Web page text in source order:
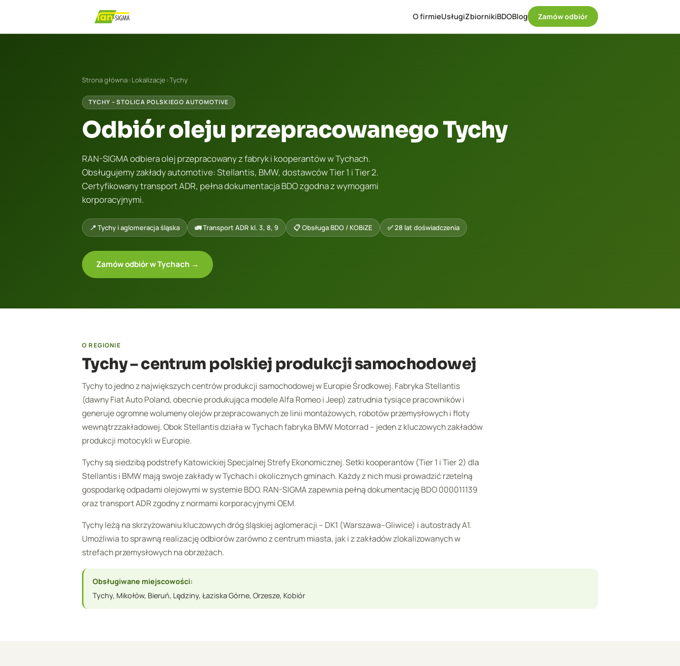
O firmieUsługiZbiornikiBDOBlog Zamów odbiór
Strona główna›Lokalizacje ›Tychy
TYCHY – STOLICA POLSKIEGO AUTOMOTIVE
Odbiór oleju przepracowanego Tychy
RAN-SIGMA odbiera olej przepracowany z fabryk i kooperantów w Tychach.
Obsługujemy zakłady automotive: Stellantis, BMW, dostawców Tier 1 i Tier 2.
Certyfikowany transport ADR, pełna dokumentacja BDO zgodna z wymogami
korporacyjnymi.
📍 Tychy i aglomeracja śląska 🚛 Transport ADR kl. 3, 8, 9 📋 Obsługa BDO / KOBiZE ✅ 28 lat doświadczenia
Zamów odbiór w Tychach →
O REGIONIE
Tychy – centrum polskiej produkcji samochodowej
Tychy to jedno z największych centrów produkcji samochodowej w Europie Środkowej. Fabryka Stellantis
(dawny Fiat Auto Poland, obecnie produkująca modele Alfa Romeo i Jeep) zatrudnia tysiące pracowników i
generuje ogromne wolumeny olejów przepracowanych ze linii montażowych, robotów przemysłowych i floty
wewnątrzzakładowej. Obok Stellantis działa w Tychach fabryka BMW Motorrad – jeden z kluczowych zakładów
produkcji motocykli w Europie.
Tychy są siedzibą podstrefy Katowickiej Specjalnej Strefy Ekonomicznej. Setki kooperantów (Tier 1 i Tier 2) dla
Stellantis i BMW mają swoje zakłady w Tychach i okolicznych gminach. Każdy z nich musi prowadzić rzetelną
gospodarkę odpadami olejowymi w systemie BDO. RAN-SIGMA zapewnia pełną dokumentację BDO 000011139
oraz transport ADR zgodny z normami korporacyjnymi OEM.
Tychy leżą na skrzyżowaniu kluczowych dróg śląskiej aglomeracji – DK1 (Warszawa–Gliwice) i autostrady A1.
Umożliwia to sprawną realizację odbiorów zarówno z centrum miasta, jak i z zakładów zlokalizowanych w
strefach przemysłowych na obrzeżach.
Obsługiwane miejscowości:
Tychy, Mikołów, Bieruń, Lędziny, Łaziska Górne, Orzesze, Kobiór